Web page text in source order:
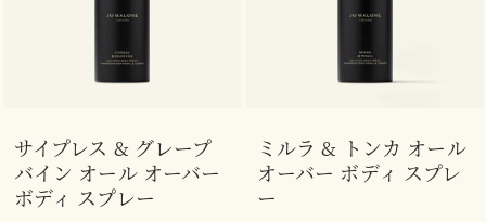
サイプレス & グレープ
バイン オール オーバー
ボディ スプレー
ミルラ & トンカ オール
オーバー ボディ スプレ
ー